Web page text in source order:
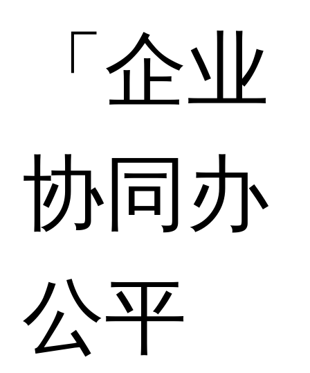
「企业
协同办
公平